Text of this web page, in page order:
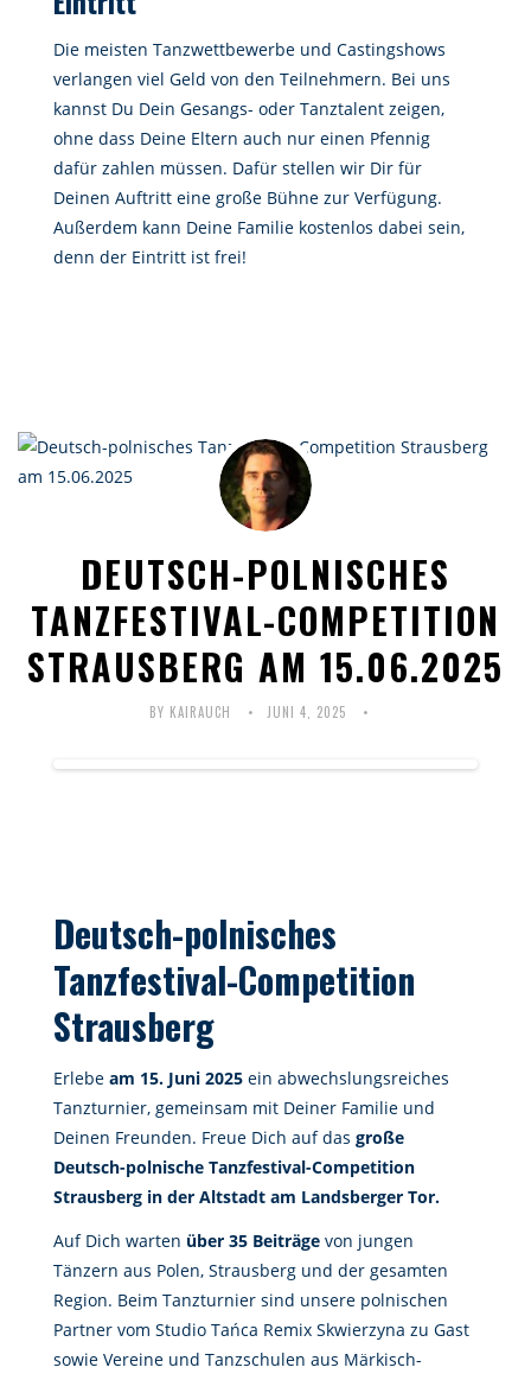
Die meisten Tanzwettbewerbe und Castingshows
verlangen viel Geld von den Teilnehmern. Bei uns
kannst Du Dein Gesangs- oder Tanztalent zeigen,
ohne dass Deine Eltern auch nur einen Pfennig
dafür zahlen müssen. Dafür stellen wir Dir für
Deinen Auftritt eine große Bühne zur Verfügung.
Außerdem kann Deine Familie kostenlos dabei sein,
denn der Eintritt ist frei!
DEUTSCH-POLNISCHES
TANZFESTIVAL-COMPETITION
STRAUSBERG AM 15.06.2025
BY KAIRAUCH JUNI 4, 2025
Deutsch-polnisches
Tanzfestival-Competition
Strausberg
Erlebe am 15. Juni 2025 ein abwechslungsreiches
Tanzturnier, gemeinsam mit Deiner Familie und
Deinen Freunden. Freue Dich auf das große
Deutsch-polnische Tanzfestival-Competition
Strausberg in der Altstadt am Landsberger Tor.
Auf Dich warten über 35 Beiträge von jungen
Tänzern aus Polen, Strausberg und der gesamten
Region. Beim Tanzturnier sind unsere polnischen
Partner vom Studio Tańca Remix Skwierzyna zu Gast
sowie Vereine und Tanzschulen aus Märkisch-